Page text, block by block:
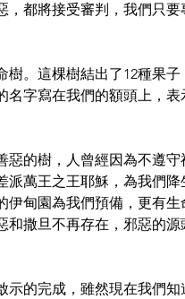
都將接受審判，我們只
。這棵樹結出了12種果
字寫在我們的額頭上，
的樹，人曾經因為不遵
萬王之王耶穌，為我們
甸園為我們預備，更有
撒旦不再存在，邪惡的
的完成，雖然現在我們